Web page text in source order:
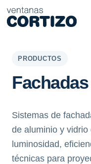
Ventanas Cortizo es una
Productos
Presupuesto
PRODUCTOS
Fachadas
Sistemas de
de aluminio y
luminosidad,
técnicas para